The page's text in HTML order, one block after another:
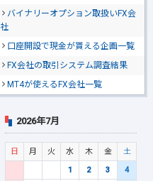
バイナリーオプション取扱いFX会
社
口座開設で現金が貰える企画一覧
FX会社の取引システム調査結果
MT4が使えるFX会社一覧
2026年7月
日 月 火 水 木 金
土
1
2 3
4